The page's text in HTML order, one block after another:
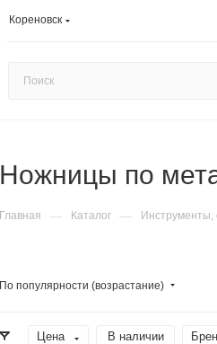
Кореновск
Ножницы по
Главная — Каталог — Инструменты,
По популярности (возрастание)
Цена В наличии